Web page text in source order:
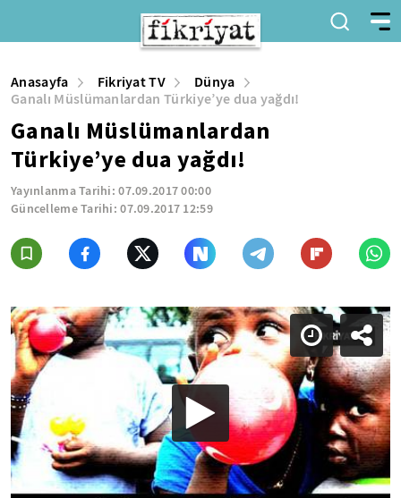
Anasayfa Fikriyat TV
Dünya
Ganalı Müslümanlardan Türkiye’ye dua yağdı!
Ganalı Müslümanlardan
Türkiye’ye dua yağdı!
Yayınlanma Tarihi:07.09.2017 00:00
Güncelleme Tarihi:07.09.2017 12:59